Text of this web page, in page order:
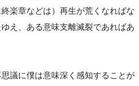
楽章などは）再生が荒くなればな
え、ある意味支離滅裂であればあ
議に僕は意味深く感知することが